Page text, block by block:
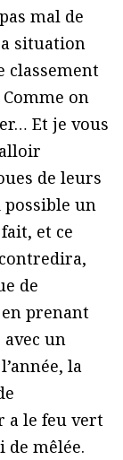
mal de
situation
classement
on
Et je vous
de leurs
possible un
et ce
de
prenant
un
la
a le feu vert
mêlée.